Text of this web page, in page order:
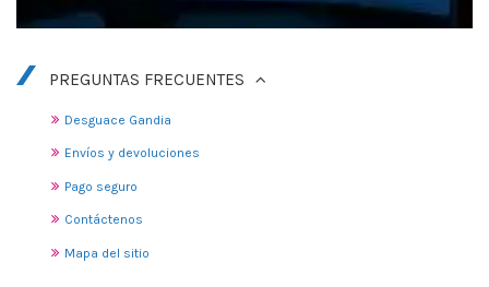
PREGUNTAS FRECUENTES
Desguace Gandia
Envíos y devoluciones
Pago seguro
Contáctenos
Mapa del sitio